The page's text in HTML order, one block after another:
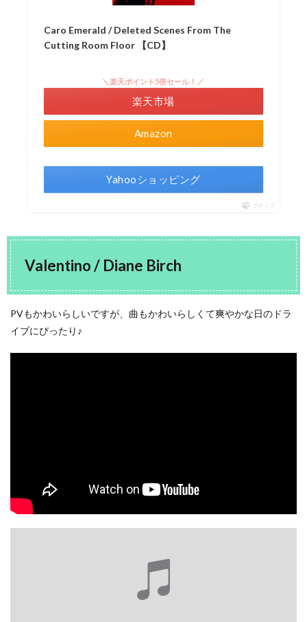
Caro Emerald / Deleted Scenes From The
Cutting Room Floor 【CD】
Amazon
＼楽天ポイント5倍セール！／
楽天市場
Yahooショッピング
ポチップ
Valentino / Diane Birch
PVもかわいらしいですが、曲もかわいらしくて爽やかな日のドラ
イブにぴったり♪